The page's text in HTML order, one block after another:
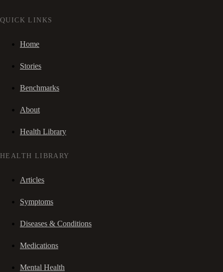
QUICK LINKS
Home
Stories
Benchmarks
About
Health Library
HEALTH LIBRARY
Articles
Symptoms
Diseases & Conditions
Medications
Mental Health